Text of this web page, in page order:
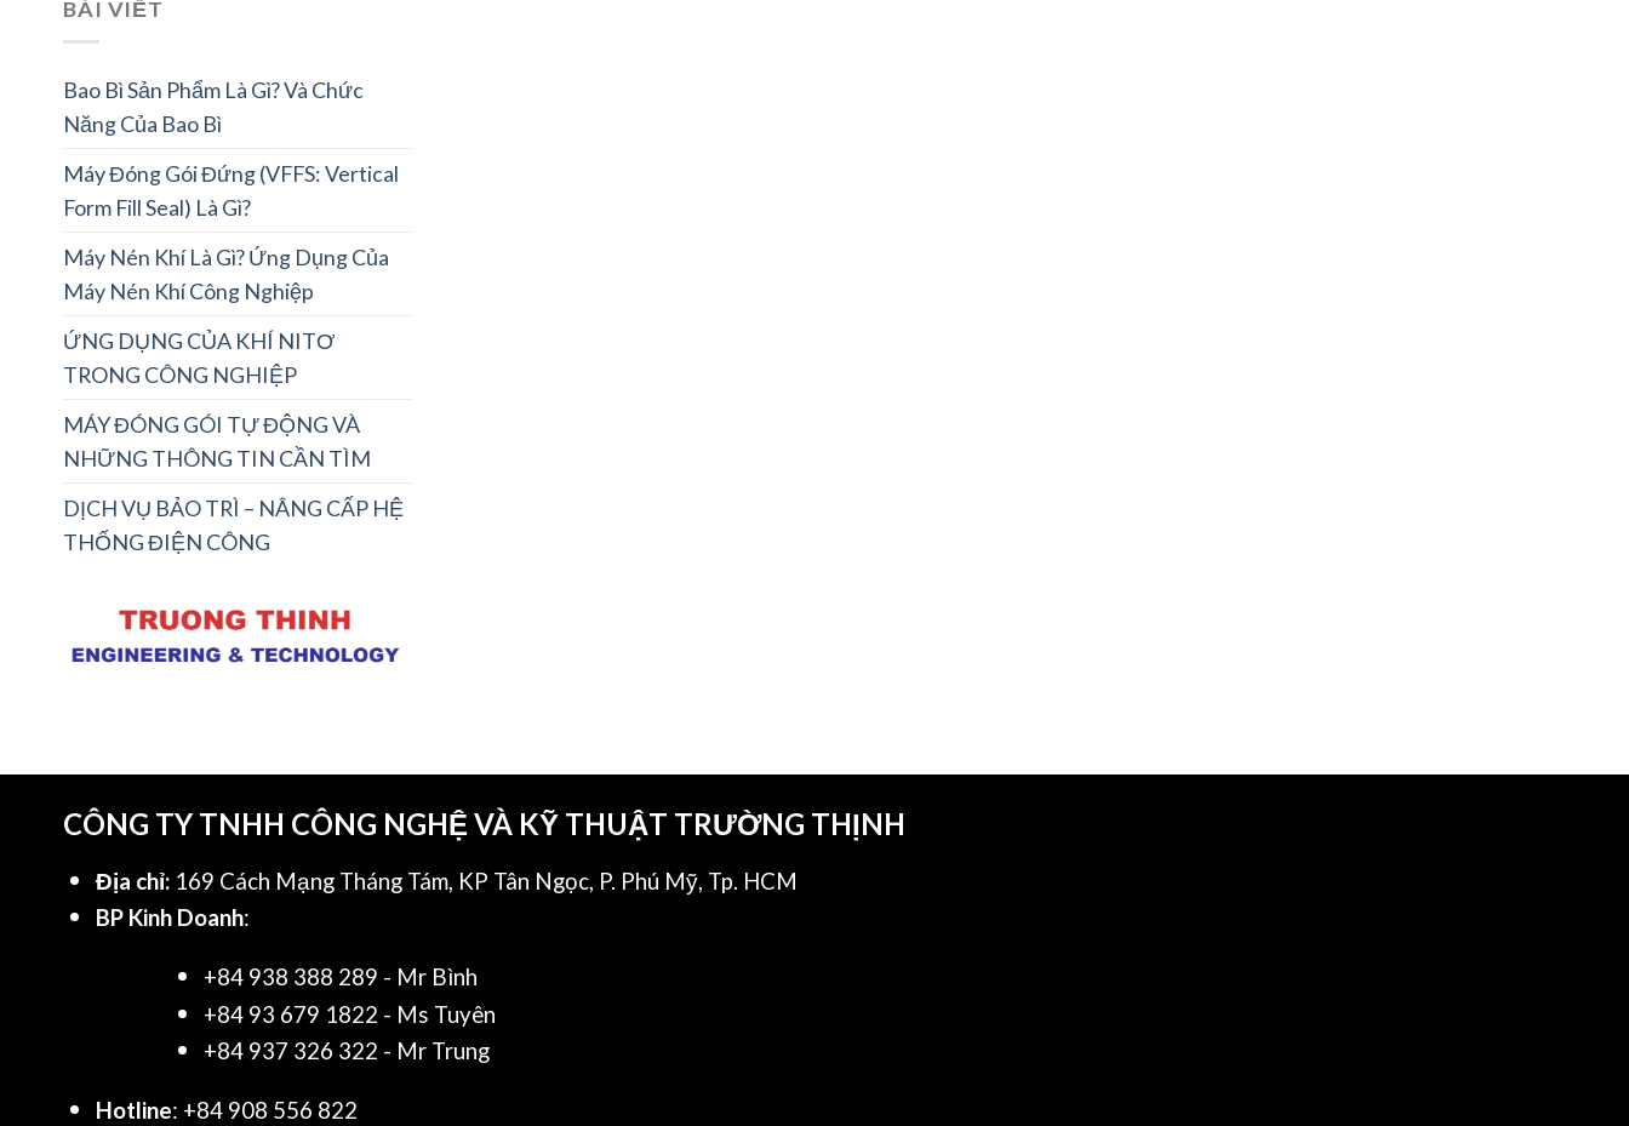
BÀI VIẾT
Bao Bì Sản Phẩm Là Gì? Và Chức
Năng Của Bao Bì
Máy Đóng Gói Đứng (VFFS: Vertical
Form Fill Seal) Là Gì?
Máy Nén Khí Là Gì? Ứng Dụng Của
Máy Nén Khí Công Nghiệp
ỨNG DỤNG CỦA KHÍ NITƠ
TRONG CÔNG NGHIỆP
MÁY ĐÓNG GÓI TỰ ĐỘNG VÀ
NHỮNG THÔNG TIN CẦN TÌM
DỊCH VỤ BẢO TRÌ – NÂNG CẤP HỆ
THỐNG ĐIỆN CÔNG
CÔNG TY TNHH CÔNG NGHỆ VÀ KỸ THUẬT TRƯỜNG THỊNH
Địa chỉ: 169 Cách Mạng Tháng Tám, KP Tân Ngọc, P. Phú Mỹ, Tp. HCM
BP Kinh Doanh:
+84 938 388 289 - Mr Bình
+84 93 679 1822 - Ms Tuyên
+84 937 326 322 - Mr Trung
Hotline: +84 908 556 822